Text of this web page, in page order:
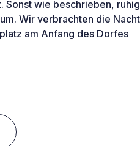
Sonst wie beschrieben,
Wir verbrachten die
am Anfang des Dorfes